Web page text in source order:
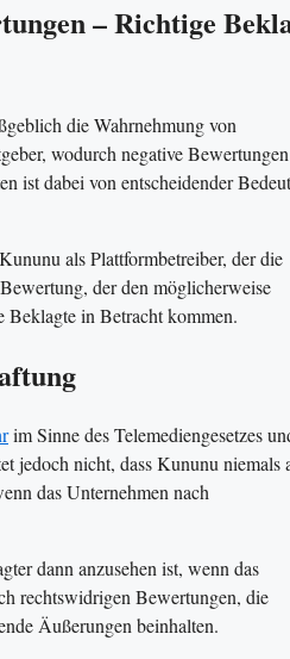
– Richtige
die Wahrnehmung von
wodurch negative Bewertungen
ist dabei von entscheidender
als Plattformbetreiber, der die
der den möglicherweise
Beklagte in Betracht kommen.
im Sinne des Telemediengesetzes
jedoch nicht, dass Kununu niemals
das Unternehmen nach
dann anzusehen ist, wenn das
rechtswidrigen Bewertungen, die
Äußerungen beinhalten.